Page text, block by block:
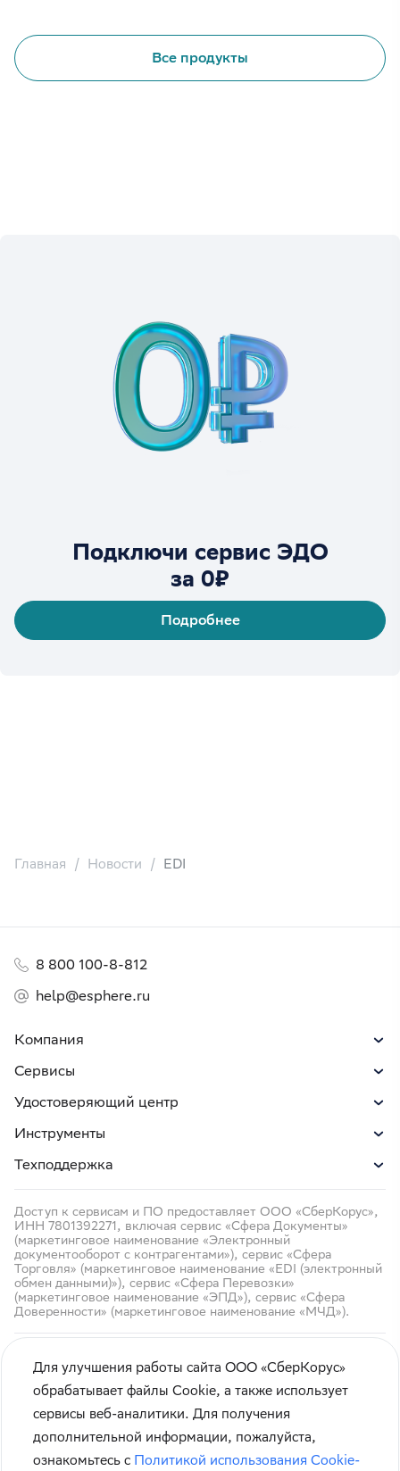
Подключи сервис ЭДО
за 0₽
Подробнее
Все продукты
Главная Новости EDI
Компания
Сервисы
Удостоверяющий центр
Инструменты
Техподдержка
8 800 100-8-812
help@esphere.ru
Доступ к сервисам и ПО предоставляет ООО «СберКорус»,
ИНН 7801392271, включая сервис «Сфера Документы»
(маркетинговое наименование «Электронный
документооборот с контрагентами»), сервис «Сфера
Торговля» (маркетинговое наименование «EDI (электронный
обмен данными)»), сервис «Сфера Перевозки»
(маркетинговое наименование «ЭПД»), сервис «Сфера
Доверенности» (маркетинговое наименование «МЧД»).
Правила использования сайта
Для улучшения работы сайта ООО «СберКорус»
обрабатывает файлы Cookie, а также использует
сервисы веб-аналитики. Для получения
дополнительной информации, пожалуйста,
ознакомьтесь с Политикой использования Cookie-